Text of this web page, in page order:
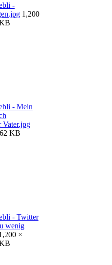
-
1,200
- Mein
Vater.jpg
KB
- Twitter
wenig
×